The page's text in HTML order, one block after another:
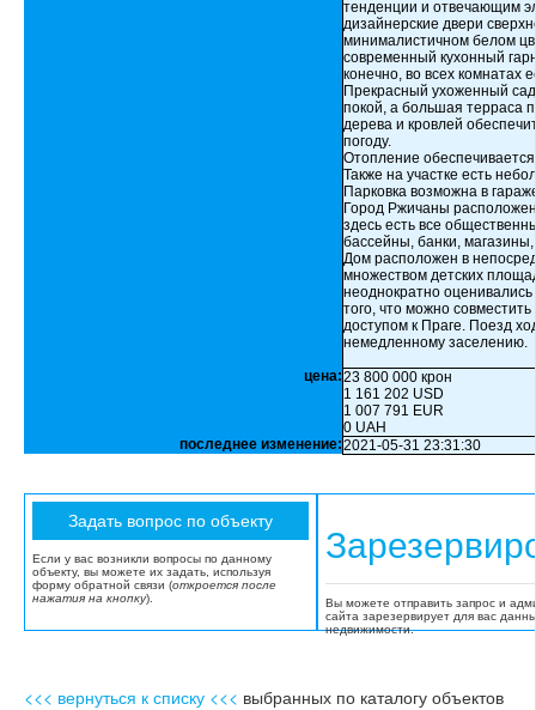
тенденции и отвечающим
дизайнерские двери
минималистичном белом
современный кухонный
конечно, во всех комнатах
Прекрасный ухоженный
покой, а большая терраса
дерева и кровлей
погоду.
Отопление
Также на участке есть
Парковка возможна в
Город Ржичаны
здесь есть все
бассейны, банки,
Дом расположен в
множеством детских
неоднократно
того, что можно
доступом к Праге. Поезд
немедленному заселению.
цена:23 800 000 крон
1 161 202 USD
1 007 791 EUR
0 UAH
последнее изменение:2021-05-31 23:31:30
Если у вас возникли вопросы по данному
объекту, вы можете их задать, используя
форму обратной связи (откроется после
нажатия на кнопку).
Вы можете отправить запрос и
сайта зарезервирует для вас
недвижимости.
<<< вернуться к списку <<< выбранных по каталогу объектов